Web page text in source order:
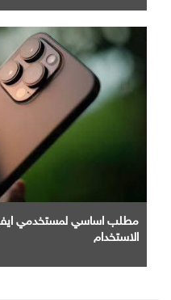
مطلب اساسي لمستخدمي
الاستخدام